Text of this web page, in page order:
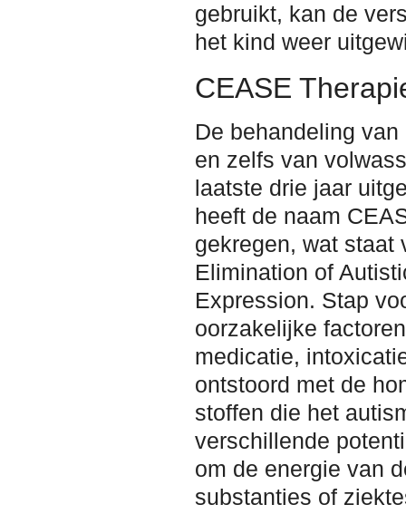
gebruikt, kan de
het kind weer
CEASE
De behandeling
en zelfs van
laatste drie jaar
heeft de naam
gekregen, wat staat
Elimination of
Expression. Stap
oorzakelijke
medicatie,
ontstoord met de
stoffen die het
verschillende
om de energie van
substanties of